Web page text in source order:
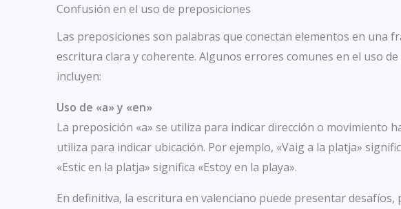
Confusión en el uso de preposiciones
Las preposiciones son palabras que conectan elementos en una
escritura clara y coherente. Algunos errores comunes en el uso
incluyen:
Uso de «a» y «en»
La preposición «a» se utiliza para indicar dirección o movimiento
utiliza para indicar ubicación. Por ejemplo, «Vaig a la platja»
«Estic en la platja» significa «Estoy en la playa».
En definitiva, la escritura en valenciano puede presentar desafíos,